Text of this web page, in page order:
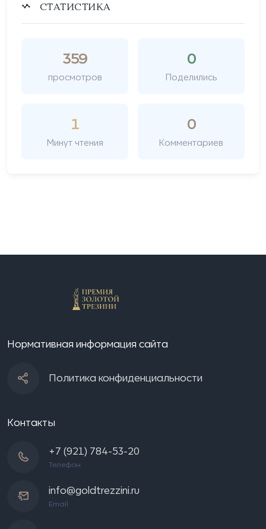
СТАТИСТИКА
359
просмотров
0
Поделились
1
Минут чтения
0
Комментариев
Нормативная информация сайта
Политика конфиденциальности
Контакты
+7 (921) 784-53-20
Телефон
info@goldtrezzini.ru
Email